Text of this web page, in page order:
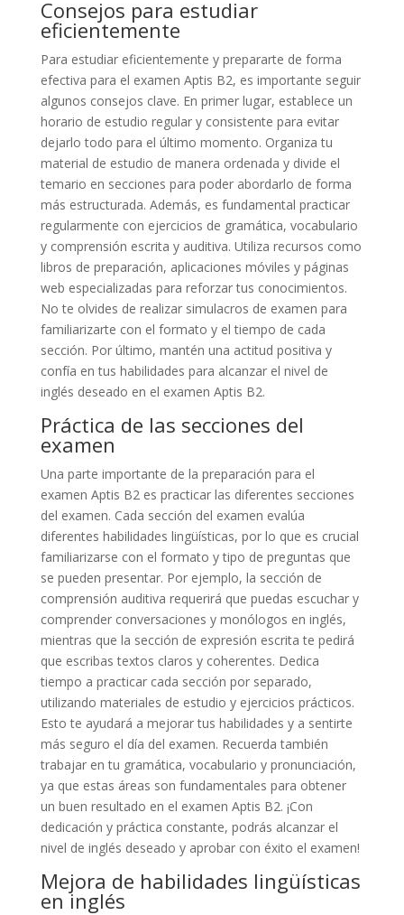
Consejos para estudiar
eficientemente
Para estudiar eficientemente y prepararte de forma
efectiva para el examen Aptis B2, es importante seguir
algunos consejos clave. En primer lugar, establece un
horario de estudio regular y consistente para evitar
dejarlo todo para el último momento. Organiza tu
material de estudio de manera ordenada y divide el
temario en secciones para poder abordarlo de forma
más estructurada. Además, es fundamental practicar
regularmente con ejercicios de gramática, vocabulario
y comprensión escrita y auditiva. Utiliza recursos como
libros de preparación, aplicaciones móviles y páginas
web especializadas para reforzar tus conocimientos.
No te olvides de realizar simulacros de examen para
familiarizarte con el formato y el tiempo de cada
sección. Por último, mantén una actitud positiva y
confía en tus habilidades para alcanzar el nivel de
inglés deseado en el examen Aptis B2.
Práctica de las secciones del
examen
Una parte importante de la preparación para el
examen Aptis B2 es practicar las diferentes secciones
del examen. Cada sección del examen evalúa
diferentes habilidades lingüísticas, por lo que es crucial
familiarizarse con el formato y tipo de preguntas que
se pueden presentar. Por ejemplo, la sección de
comprensión auditiva requerirá que puedas escuchar y
comprender conversaciones y monólogos en inglés,
mientras que la sección de expresión escrita te pedirá
que escribas textos claros y coherentes. Dedica
tiempo a practicar cada sección por separado,
utilizando materiales de estudio y ejercicios prácticos.
Esto te ayudará a mejorar tus habilidades y a sentirte
más seguro el día del examen. Recuerda también
trabajar en tu gramática, vocabulario y pronunciación,
ya que estas áreas son fundamentales para obtener
un buen resultado en el examen Aptis B2. ¡Con
dedicación y práctica constante, podrás alcanzar el
nivel de inglés deseado y aprobar con éxito el examen!
Mejora de habilidades lingüísticas
en inglés